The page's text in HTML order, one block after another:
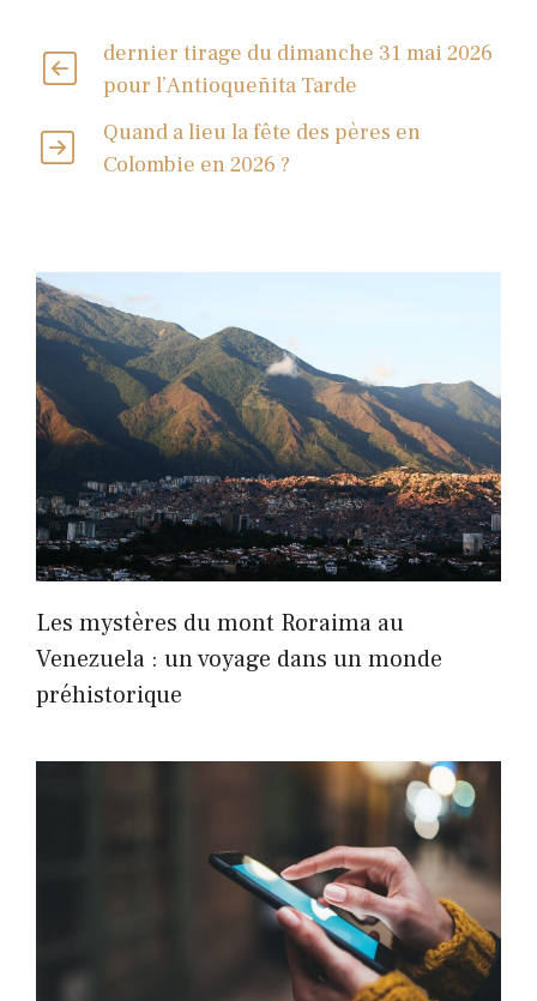
dernier tirage du dimanche 31 mai 2026
pour l’Antioqueñita Tarde
Quand a lieu la fête des pères en
Colombie en 2026 ?
Les mystères du mont Roraima au
Venezuela : un voyage dans un monde
préhistorique